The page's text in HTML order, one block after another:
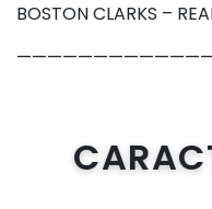
BOSTON CLARKS –